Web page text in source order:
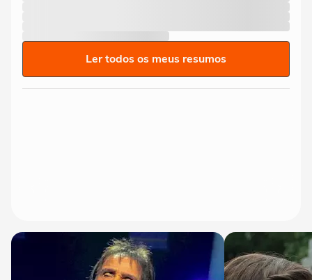
Ler todos os meus resumos